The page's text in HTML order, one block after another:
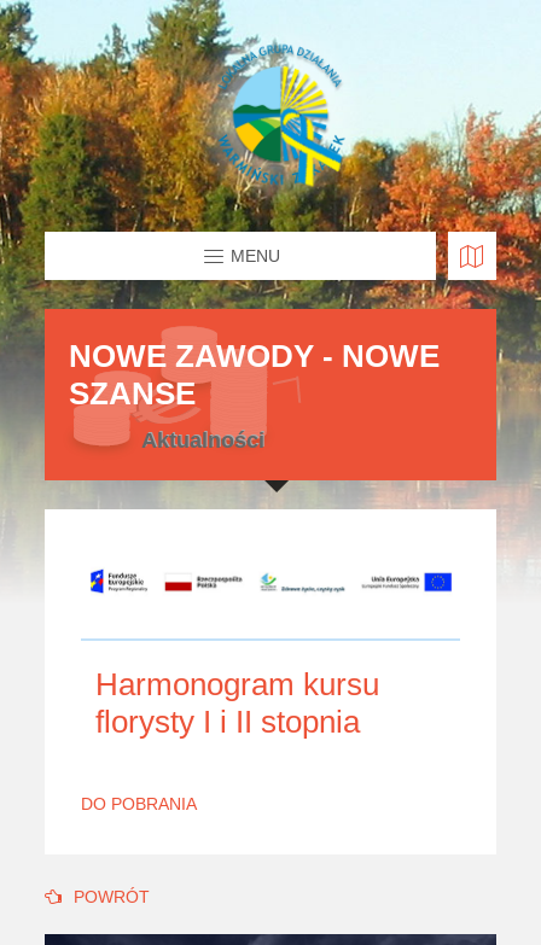
MENU
NOWE ZAWODY - NOWE
SZANSE
Aktualności
Harmonogram kursu
florysty I i II stopnia
DO POBRANIA
POWRÓT